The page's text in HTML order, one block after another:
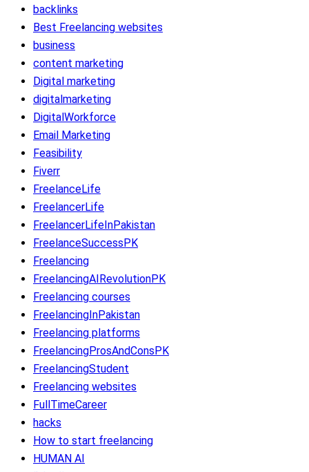
backlinks
Best Freelancing websites
business
content marketing
Digital marketing
digitalmarketing
DigitalWorkforce
Email Marketing
Feasibility
Fiverr
FreelanceLife
FreelancerLife
FreelancerLifeInPakistan
FreelanceSuccessPK
Freelancing
FreelancingAIRevolutionPK
Freelancing courses
FreelancingInPakistan
Freelancing platforms
FreelancingProsAndConsPK
FreelancingStudent
Freelancing websites
FullTimeCareer
hacks
How to start freelancing
HUMAN AI